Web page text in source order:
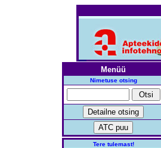
Menüü
Nimetuse otsing
Tere tulemast!